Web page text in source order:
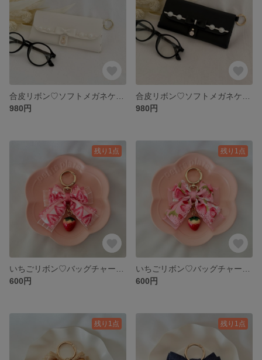
980円
980円
残り1点
600円
残り1点
600円
残り1点 残り1点